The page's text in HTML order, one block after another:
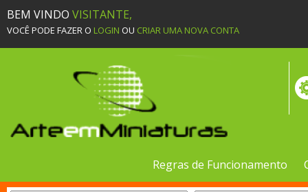
BEM VINDO VISITANTE,
VOCÊ PODE FAZER O LOGIN OU CRIAR UMA NOVA CONTA
Regras de Funcionamento